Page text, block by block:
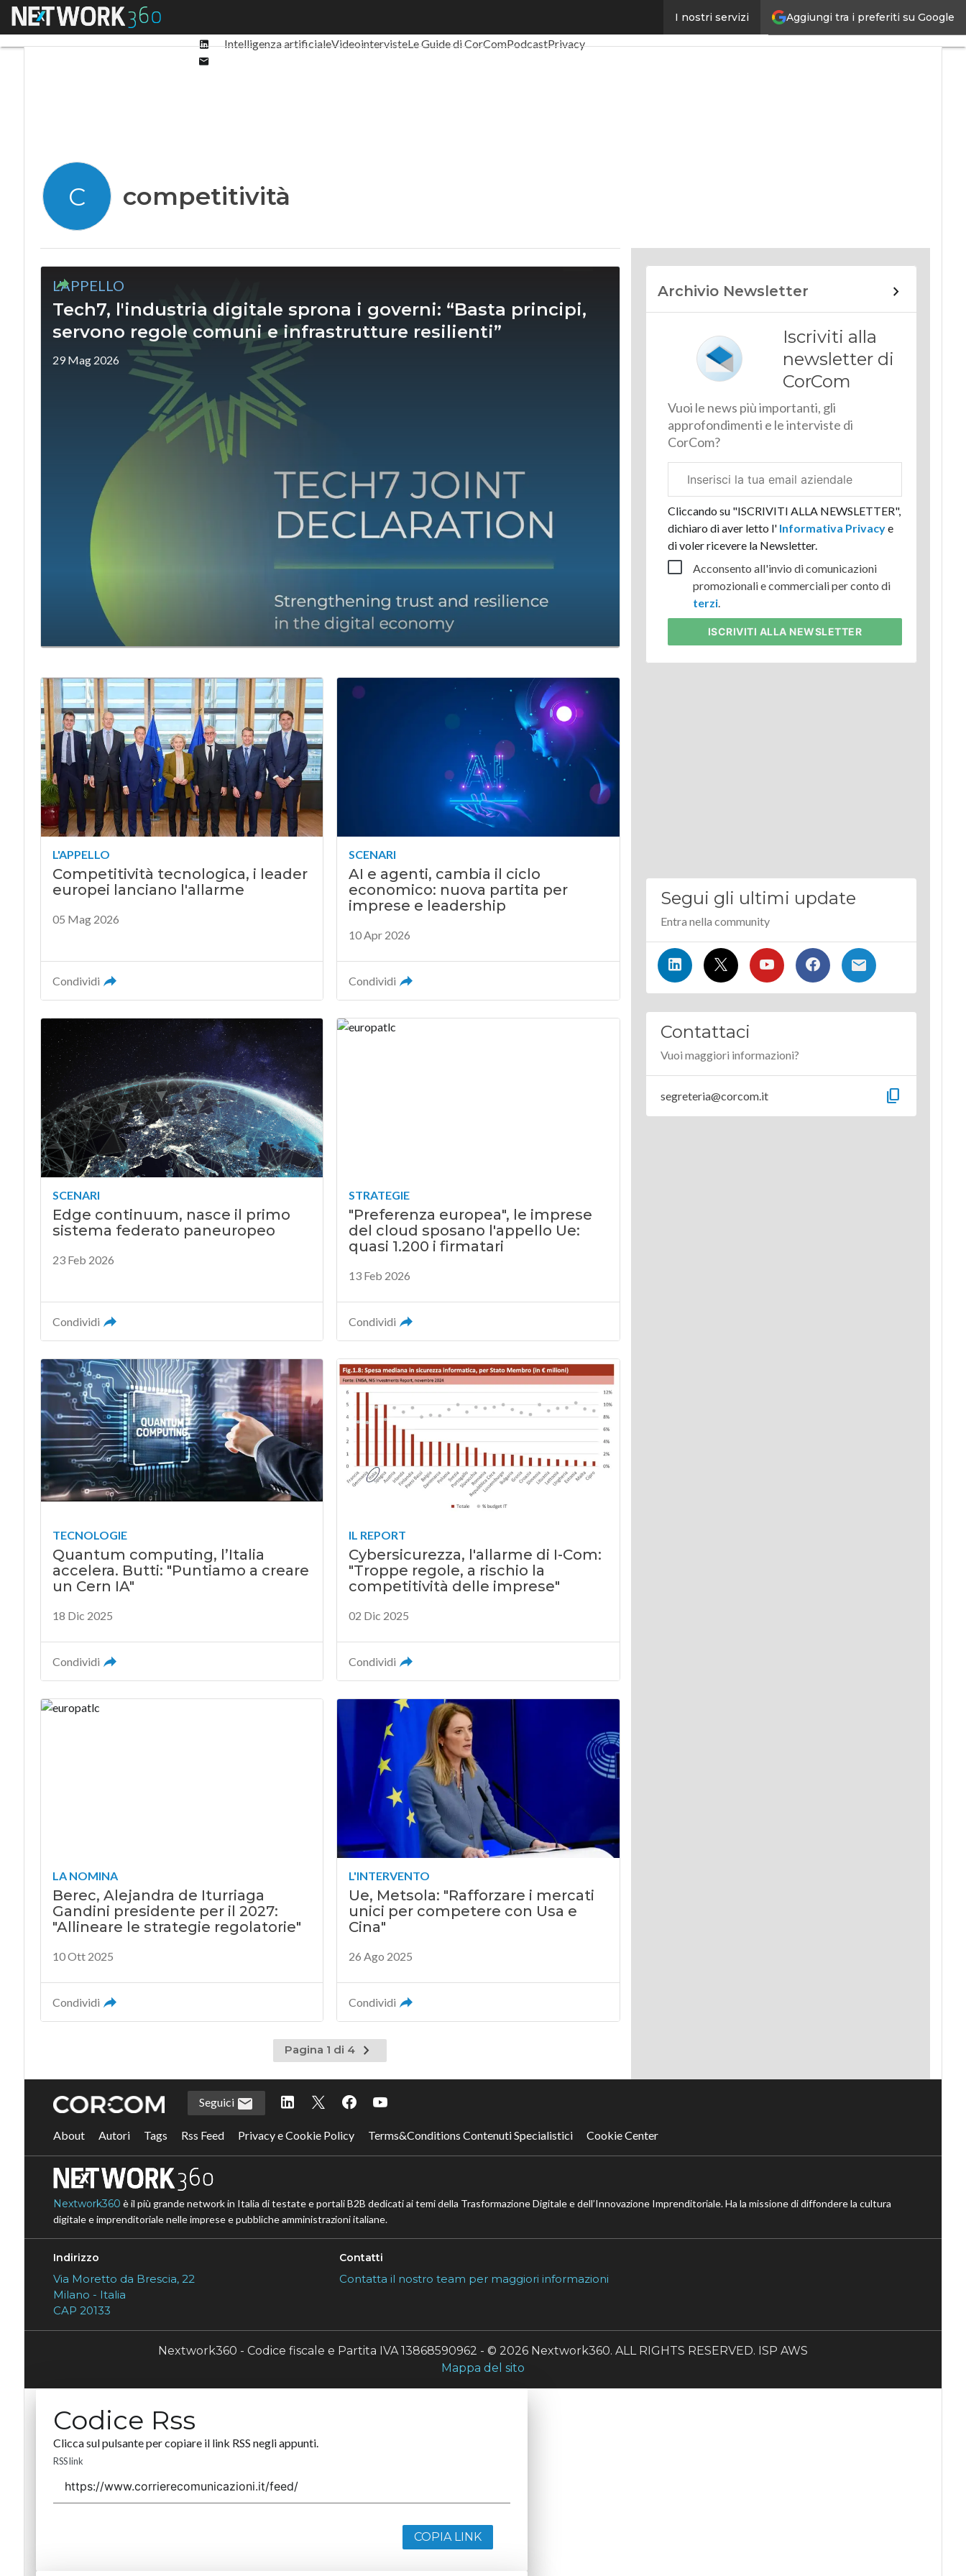
Aggiungi tra i preferiti su Google
I nostri servizi
Menu
Linkedin
Intelligenza artificialeVideointervisteLe Guide di CorComPodcastPrivacy
C competitività
L'APPELLO
Tech7, l'industria digitale sprona i governi: “Basta principi,
servono regole comuni e infrastrutture resilienti”
29 Mag 2026
L'APPELLO
Competitività tecnologica, i leader
europei lanciano l'allarme
05 Mag 2026
Condividi
SCENARI
AI e agenti, cambia il ciclo
economico: nuova partita per
imprese e leadership
10 Apr 2026
Condividi
SCENARI
Edge continuum, nasce il primo
sistema federato paneuropeo
23 Feb 2026
Condividi
STRATEGIE
"Preferenza europea", le imprese
del cloud sposano l'appello Ue:
quasi 1.200 i firmatari
13 Feb 2026
Condividi
TECNOLOGIE
Quantum computing, l’Italia
accelera. Butti: "Puntiamo a creare
un Cern IA"
18 Dic 2025
Condividi
IL REPORT
Cybersicurezza, l'allarme di I-Com:
"Troppe regole, a rischio la
competitività delle imprese"
02 Dic 2025
Condividi
LA NOMINA
Berec, Alejandra de Iturriaga
Gandini presidente per il 2027:
"Allineare le strategie regolatorie"
10 Ott 2025
Condividi
L'INTERVENTO
Ue, Metsola: "Rafforzare i mercati
unici per competere con Usa e
Cina"
26 Ago 2025
Condividi
Pagina 1 di 4
Pagina
successiva
Archivio Newsletter
Iscriviti alla
newsletter di
CorCom
Vuoi le news più importanti, gli
approfondimenti e le interviste di
CorCom?
aziendale
Cliccando su "ISCRIVITI ALLA NEWSLETTER",
dichiaro di aver letto l'Informativa Privacye
di voler ricevere la Newsletter.
Acconsento all'invio di comunicazioni
promozionali e commerciali per conto di
terzi.
ISCRIVITI ALLA NEWSLETTER
Segui gli ultimi update
Entra nella community
Contattaci
Vuoi maggiori informazioni?
segreteria@corcom.it content_copy
Seguici
About Autori Tags Rss Feed Privacy e Cookie Policy Terms&Conditions Contenuti Specialistici Cookie Center
Nextwork360 è il più grande network in Italia di testate e portali B2B dedicati ai temi della Trasformazione Digitale e dell’Innovazione Imprenditoriale. Ha la missione di diffondere la cultura
digitale e imprenditoriale nelle imprese e pubbliche amministrazioni italiane.
Indirizzo
Via Moretto da Brescia, 22
Milano - Italia
CAP 20133
Contatti
Contatta il nostro team per maggiori informazioni
Nextwork360 - Codice fiscale e Partita IVA 13868590962 - © 2026 Nextwork360. ALL RIGHTS RESERVED. ISP AWS
Mappa del sito
Codice Rss
Clicca sul pulsante per copiare il link RSS negli appunti.
RSS link
COPIA LINK